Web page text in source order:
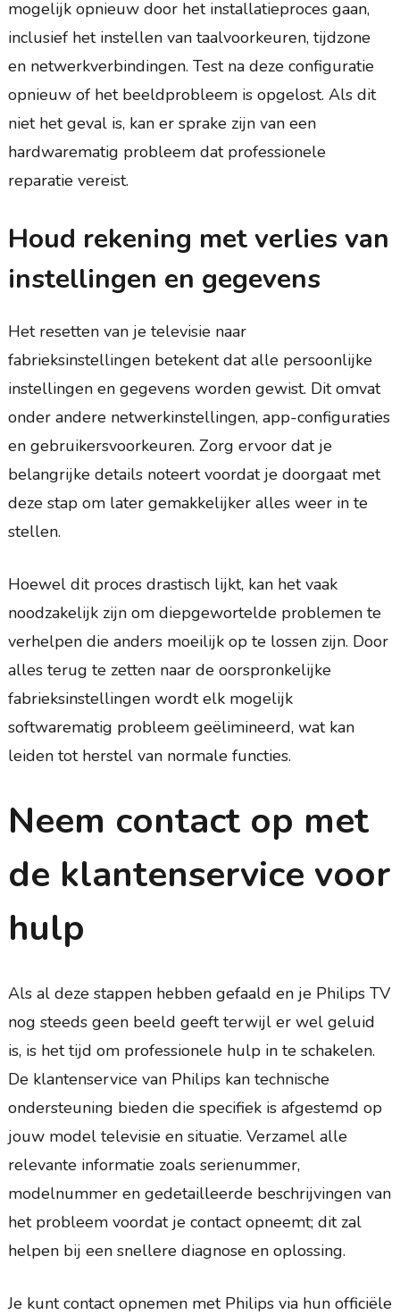
mogelijk opnieuw door het installatieproces gaan,
inclusief het instellen van taalvoorkeuren, tijdzone
en netwerkverbindingen. Test na deze configuratie
opnieuw of het beeldprobleem is opgelost. Als dit
niet het geval is, kan er sprake zijn van een
hardwarematig probleem dat professionele
reparatie vereist.
Houd rekening met verlies van
instellingen en gegevens
Het resetten van je televisie naar
fabrieksinstellingen betekent dat alle persoonlijke
instellingen en gegevens worden gewist. Dit omvat
onder andere netwerkinstellingen, app-configuraties
en gebruikersvoorkeuren. Zorg ervoor dat je
belangrijke details noteert voordat je doorgaat met
deze stap om later gemakkelijker alles weer in te
stellen.
Hoewel dit proces drastisch lijkt, kan het vaak
noodzakelijk zijn om diepgewortelde problemen te
verhelpen die anders moeilijk op te lossen zijn. Door
alles terug te zetten naar de oorspronkelijke
fabrieksinstellingen wordt elk mogelijk
softwarematig probleem geëlimineerd, wat kan
leiden tot herstel van normale functies.
Neem contact op met
de klantenservice voor
hulp
Als al deze stappen hebben gefaald en je Philips TV
nog steeds geen beeld geeft terwijl er wel geluid
is, is het tijd om professionele hulp in te schakelen.
De klantenservice van Philips kan technische
ondersteuning bieden die specifiek is afgestemd op
jouw model televisie en situatie. Verzamel alle
relevante informatie zoals serienummer,
modelnummer en gedetailleerde beschrijvingen van
het probleem voordat je contact opneemt; dit zal
helpen bij een snellere diagnose en oplossing.
Je kunt contact opnemen met Philips via hun officiële